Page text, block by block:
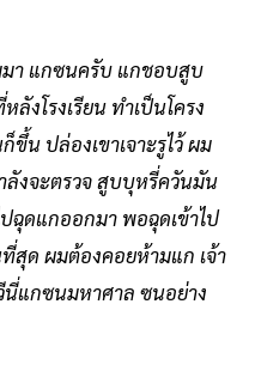
มา แกซนครับ แกชอบสูบ
งโรงเรียน ทำเป็นโครง
น ปล่องเขาเจาะรูไว้ ผม
ลังจะตรวจ สูบบุหรี่ควันมัน
ฉุดแกออกมา พอฉุดเข้าไป
สุด ผมต้องคอยห้ามแก เจ้า
แกซนมหาศาล ซนอย่าง